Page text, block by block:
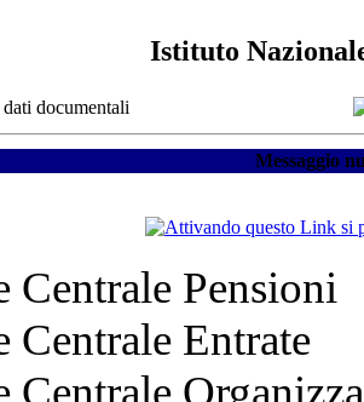
Istituto
Messaggio
Centrale Pensioni
Centrale Entrate
Centrale